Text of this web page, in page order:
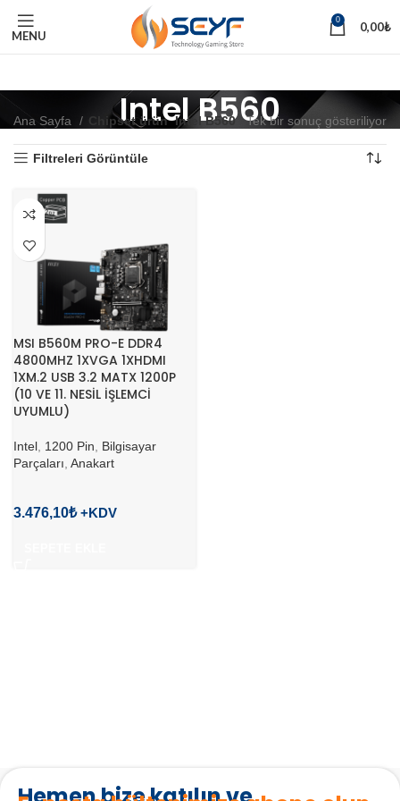
MENU
0 0,00₺
Intel B560
Ana Sayfa Chipset ürün Intel B560 Tek bir sonuç gösteriliyor
Filtreleri Görüntüle
MSI B560M PRO-E DDR4
4800MHZ 1XVGA 1XHDMI
1XM.2 USB 3.2 MATX 1200P
(10 VE 11. NESİL İŞLEMCİ
UYUMLU)
Intel 1200 Pin
Bilgisayar
Parçaları Anakart
3.476,10₺